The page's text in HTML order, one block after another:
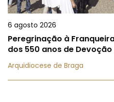
6 agosto 2026
Peregrinação à
dos 550 anos de
Arquidiocese de Braga